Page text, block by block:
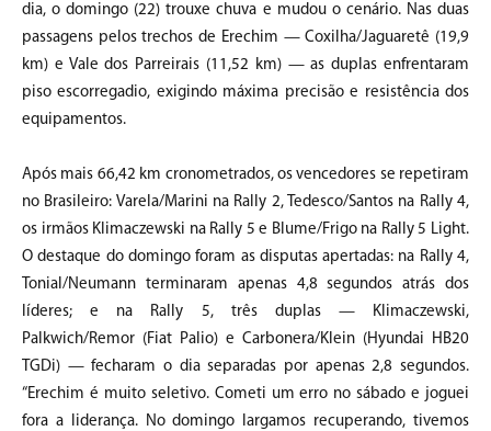
dia, o domingo (22) trouxe chuva e mudou o cenário. Nas duas
passagens pelos trechos de Erechim — Coxilha/Jaguaretê (19,9
km) e Vale dos Parreirais (11,52 km) — as duplas enfrentaram
piso escorregadio, exigindo máxima precisão e resistência dos
equipamentos.
Após mais 66,42 km cronometrados, os vencedores se repetiram
no Brasileiro: Varela/Marini na Rally 2, Tedesco/Santos na Rally 4,
os irmãos Klimaczewski na Rally 5 e Blume/Frigo na Rally 5 Light.
O destaque do domingo foram as disputas apertadas: na Rally 4,
Tonial/Neumann terminaram apenas 4,8 segundos atrás dos
líderes; e na Rally 5, três duplas — Klimaczewski,
Palkwich/Remor (Fiat Palio) e Carbonera/Klein (Hyundai HB20
TGDi) — fecharam o dia separadas por apenas 2,8 segundos.
“Erechim é muito seletivo. Cometi um erro no sábado e joguei
fora a liderança. No domingo largamos recuperando, tivemos